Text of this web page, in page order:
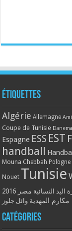
Étiquettes
Algérie Allemagne
Coupe de Tunisie
Espagne ESS EST
handball
Mouna Chebbah Pologne
Nouet Tunisie
اليد النسائية مصر 2016
مكارم المهدية وائل جلوز
Catégories